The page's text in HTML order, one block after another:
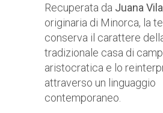
Recuperata da Juana
originaria di Minorca, la
conserva il carattere
tradizionale casa di
aristocratica e lo
attraverso un linguaggio
contemporaneo.